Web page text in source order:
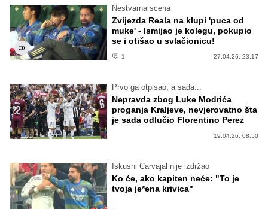
Nestvarna scena
Zvijezda Reala na klupi 'puca od
muke' - Ismijao je kolegu, pokupio
se i otišao u svlačionicu!
1 27.04.26. 23:17
Prvo ga otpisao, a sada...
Nepravda zbog Luke Modrića
proganja Kraljeve, nevjerovatno šta
je sada odlučio Florentino Perez
19.04.26. 08:50
Iskusni Carvajal nije izdržao
Ko će, ako kapiten neće: "To je
tvoja je*ena krivica"